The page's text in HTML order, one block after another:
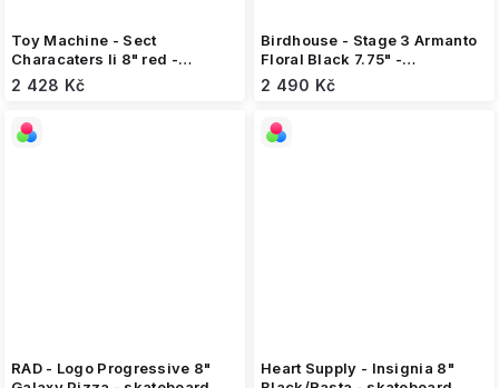
Toy Machine - Sect
Characaters Ii 8" red -
skateboard
2 428 Kč
Birdhouse - Stage 3 Armanto
Floral Black 7.75" -
skateboard
2 490 Kč
RAD - Logo Progressive 8"
Heart Supply - Insignia 8"